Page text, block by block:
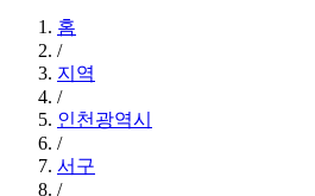
홈
/
지역
/
인천광역시
/
서구
/